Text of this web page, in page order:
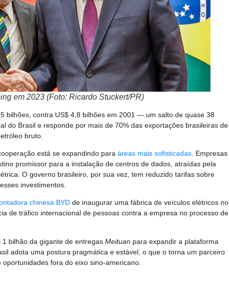
em 2023 (Foto: Ricardo Stuckert/PR)
bilhões, contra US$ 4,8 bilhões em 2001 — um salto de quase 38
do Brasil e responde por mais de 70% das exportações brasileiras de
bruto.
está se expandindo para áreas mais sofisticadas . Empresas
promissor para a instalação de centros de dados, atraídas pela
O governo brasileiro, por sua vez, tem reduzido tarifas sobre
investimentos.
chinesa BYD de inaugurar uma fábrica de veículos elétricos no
de tráfico internacional de pessoas contra a empresa no processo de
bilhão da gigante de entregas Meituan para expandir a plataforma
adota uma postura pragmática e estável, o que o torna um parceiro
fora do eixo sino-americano.